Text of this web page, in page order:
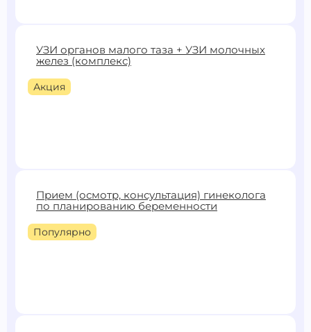
7900 ₽ 9200 ₽
Записаться
УЗИ органов малого таза + УЗИ молочных
желез (комплекс)
Акция
4200 ₽ 4500 ₽
Записаться
Прием (осмотр, консультация) гинеколога
по планированию беременности
Популярно